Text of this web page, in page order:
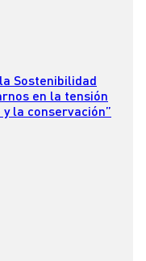
Sostenibilidad
en la tensión
la conservación”